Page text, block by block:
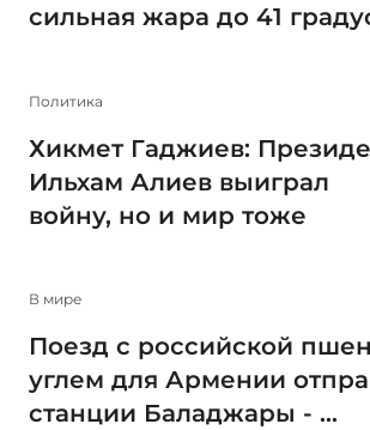
сильная жара до 41
Политика
Хикмет Гаджиев:
Ильхам Алиев выиграл
войну, но и мир тоже
В мире
Поезд с российской
углем для Армении
станции Баладжары - ...